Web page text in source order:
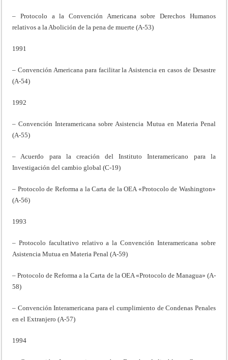
– Protocolo a la Convención Americana sobre Derechos Humanos
relativos a la Abolición de la pena de muerte (A-53)
1991
– Convención Americana para facilitar la Asistencia en casos de Desastre
(A-54)
1992
– Convención Interamericana sobre Asistencia Mutua en Materia Penal
(A-55)
– Acuerdo para la creación del Instituto Interamericano para la
Investigación del cambio global (C-19)
– Protocolo de Reforma a la Carta de la OEA «Protocolo de Washington»
(A-56)
1993
– Protocolo facultativo relativo a la Convención Interamericana sobre
Asistencia Mutua en Materia Penal (A-59)
– Protocolo de Reforma a la Carta de la OEA «Protocolo de Managua» (A-
58)
– Convención Interamericana para el cumplimiento de Condenas Penales
en el Extranjero (A-57)
1994